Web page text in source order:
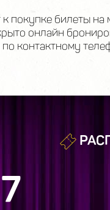
покупке билеты
онлайн
контактному